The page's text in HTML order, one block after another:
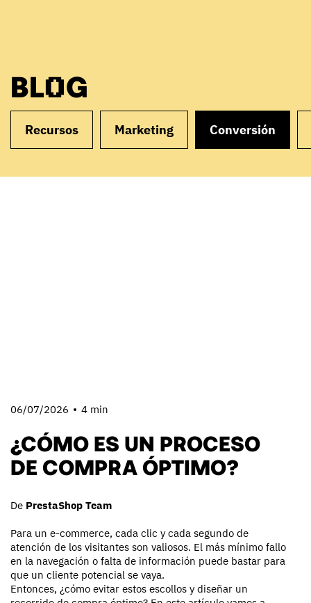
BLOG
Recursos Marketing Conversión
06/07/2026 4 min
¿CÓMO ES UN PROCESO
DE COMPRA ÓPTIMO?
De PrestaShop Team
Para un e-commerce, cada clic y cada segundo de
atención de los visitantes son valiosos. El más mínimo fallo
en la navegación o falta de información puede bastar para
que un cliente potencial se vaya.
Entonces, ¿cómo evitar estos escollos y diseñar un